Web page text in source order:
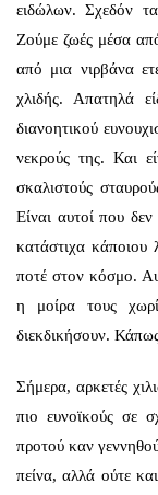
ειδώλων. Σχεδόν
Ζούμε ζωές μέσα
από μια νιρβάνα
χλιδής. Απατηλά
διανοητικού
νεκρούς της. Και
σκαλιστούς
Είναι αυτοί που
κατάστιχα κάποιου
ποτέ στον κόσμο.
η μοίρα τους
διεκδικήσουν.
Σήμερα, αρκετές
πιο ευνοϊκούς σε
προτού καν
πείνα, αλλά ούτε